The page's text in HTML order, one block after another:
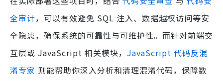
全审计，可以有效避免 SQL 注入、数据越权访问等安
全隐患，确保系统的可靠性与可维护性。而针对前端交
互层或 JavaScript 相关模块， JavaScript 代码反混
淆专家 则能帮助你深入分析和清理混淆代码，保障数